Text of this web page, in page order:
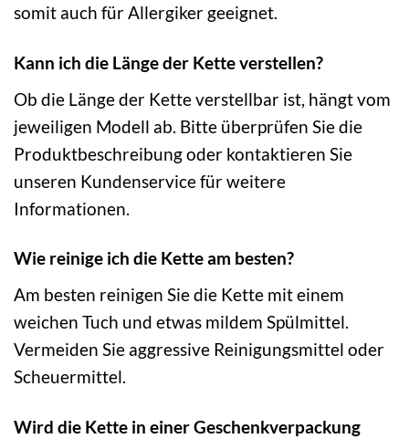
somit auch für Allergiker geeignet.
Kann ich die Länge der Kette verstellen?
Ob die Länge der Kette verstellbar ist, hängt vom
jeweiligen Modell ab. Bitte überprüfen Sie die
Produktbeschreibung oder kontaktieren Sie
unseren Kundenservice für weitere
Informationen.
Wie reinige ich die Kette am besten?
Am besten reinigen Sie die Kette mit einem
weichen Tuch und etwas mildem Spülmittel.
Vermeiden Sie aggressive Reinigungsmittel oder
Scheuermittel.
Wird die Kette in einer Geschenkverpackung